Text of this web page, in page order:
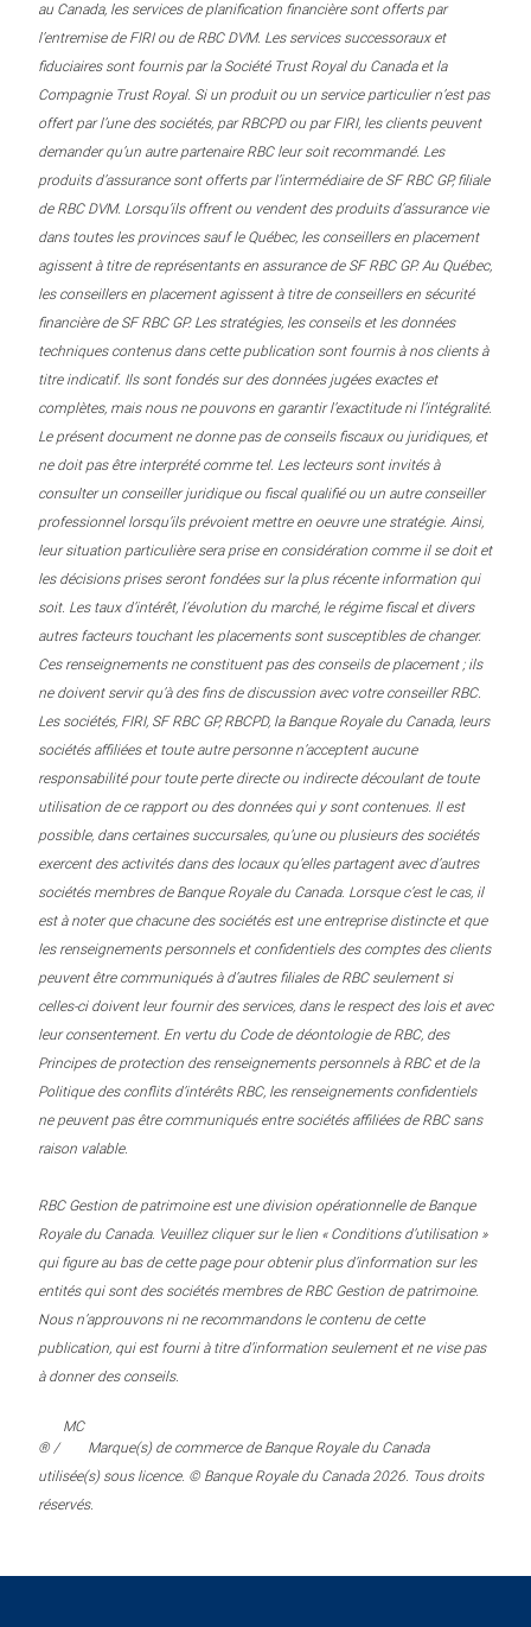
au Canada, les services de planification financière sont offerts par
l’entremise de FIRI ou de RBC DVM. Les services successoraux et
fiduciaires sont fournis par la Société Trust Royal du Canada et la
Compagnie Trust Royal. Si un produit ou un service particulier n’est pas
offert par l’une des sociétés, par RBCPD ou par FIRI, les clients peuvent
demander qu’un autre partenaire RBC leur soit recommandé. Les
produits d’assurance sont offerts par l’intermédiaire de SF RBC GP, filiale
de RBC DVM. Lorsqu’ils offrent ou vendent des produits d’assurance vie
dans toutes les provinces sauf le Québec, les conseillers en placement
agissent à titre de représentants en assurance de SF RBC GP. Au Québec,
les conseillers en placement agissent à titre de conseillers en sécurité
financière de SF RBC GP. Les stratégies, les conseils et les données
techniques contenus dans cette publication sont fournis à nos clients à
titre indicatif. Ils sont fondés sur des données jugées exactes et
complètes, mais nous ne pouvons en garantir l’exactitude ni l’intégralité.
Le présent document ne donne pas de conseils fiscaux ou juridiques, et
ne doit pas être interprété comme tel. Les lecteurs sont invités à
consulter un conseiller juridique ou fiscal qualifié ou un autre conseiller
professionnel lorsqu’ils prévoient mettre en oeuvre une stratégie. Ainsi,
leur situation particulière sera prise en considération comme il se doit et
les décisions prises seront fondées sur la plus récente information qui
soit. Les taux d’intérêt, l’évolution du marché, le régime fiscal et divers
autres facteurs touchant les placements sont susceptibles de changer.
Ces renseignements ne constituent pas des conseils de placement ; ils
ne doivent servir qu’à des fins de discussion avec votre conseiller RBC.
Les sociétés, FIRI, SF RBC GP, RBCPD, la Banque Royale du Canada, leurs
sociétés affiliées et toute autre personne n’acceptent aucune
responsabilité pour toute perte directe ou indirecte découlant de toute
utilisation de ce rapport ou des données qui y sont contenues. Il est
possible, dans certaines succursales, qu’une ou plusieurs des sociétés
exercent des activités dans des locaux qu’elles partagent avec d’autres
sociétés membres de Banque Royale du Canada. Lorsque c’est le cas, il
est à noter que chacune des sociétés est une entreprise distincte et que
les renseignements personnels et confidentiels des comptes des clients
peuvent être communiqués à d’autres filiales de RBC seulement si
celles-ci doivent leur fournir des services, dans le respect des lois et avec
leur consentement. En vertu du Code de déontologie de RBC, des
Principes de protection des renseignements personnels à RBC et de la
Politique des conflits d’intérêts RBC, les renseignements confidentiels
ne peuvent pas être communiqués entre sociétés affiliées de RBC sans
raison valable.
RBC Gestion de patrimoine est une division opérationnelle de Banque
Royale du Canada. Veuillez cliquer sur le lien « Conditions d’utilisation »
qui figure au bas de cette page pour obtenir plus d’information sur les
entités qui sont des sociétés membres de RBC Gestion de patrimoine.
Nous n’approuvons ni ne recommandons le contenu de cette
publication, qui est fourni à titre d’information seulement et ne vise pas
à donner des conseils.
® /
MC
Marque(s) de commerce de Banque Royale du Canada
utilisée(s) sous licence. © Banque Royale du Canada 2026. Tous droits
réservés.